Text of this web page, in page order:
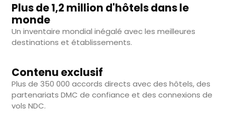
Plus de 1,2 million d'hôtels dans le
monde
Un inventaire mondial inégalé avec les meilleures
destinations et établissements.
Contenu exclusif
Plus de 350 000 accords directs avec des hôtels, des
partenariats DMC de confiance et des connexions de
vols NDC.